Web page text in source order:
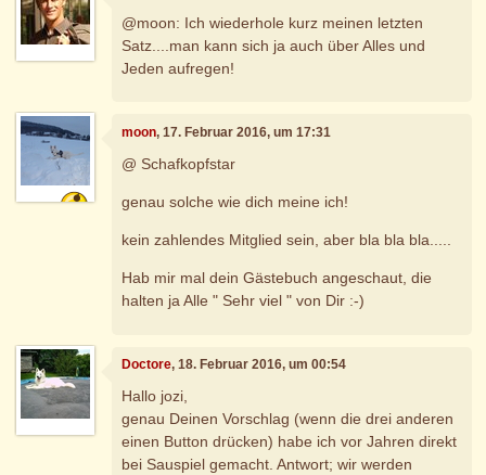
@moon: Ich wiederhole kurz meinen letzten
Satz....man kann sich ja auch über Alles und
Jeden aufregen!
moon, 17. Februar 2016, um 17:31
@ Schafkopfstar
genau solche wie dich meine ich!
kein zahlendes Mitglied sein, aber bla bla bla.....
Hab mir mal dein Gästebuch angeschaut, die
halten ja Alle " Sehr viel " von Dir :-)
Doctore, 18. Februar 2016, um 00:54
Hallo jozi,
genau Deinen Vorschlag (wenn die drei anderen
einen Button drücken) habe ich vor Jahren direkt
bei Sauspiel gemacht. Antwort; wir werden